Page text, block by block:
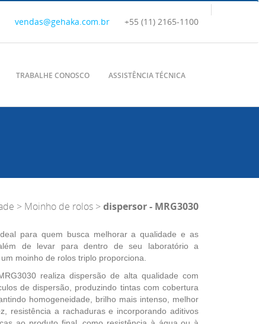
+55 (11) 2165-1100
vendas@gehaka.com.br
TRABALHE CONOSCO ASSISTÊNCIA TÉCNICA
> Moinho de rolos >dispersor - MRG3030
para quem busca melhorar a qualidade e as
de levar para dentro de seu laboratório a
moinho de rolos triplo proporciona.
realiza dispersão de alta qualidade com
de dispersão, produzindo tintas com cobertura
homogeneidade, brilho mais intenso, melhor
resistência a rachaduras e incorporando aditivos